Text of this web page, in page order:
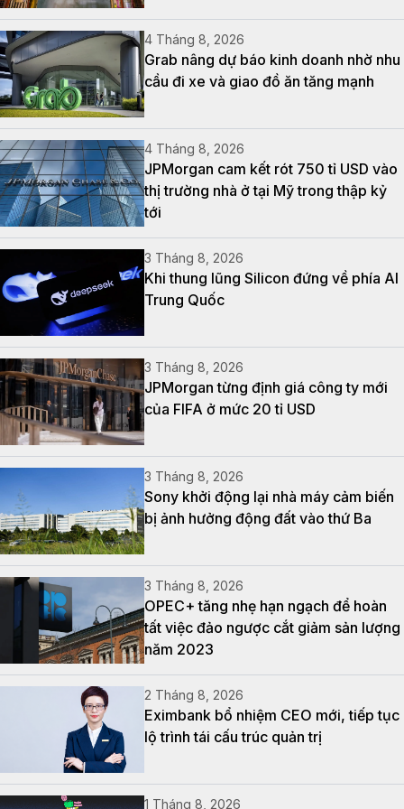
4 Tháng 8, 2026
Grab nâng dự báo kinh doanh nhờ nhu
cầu đi xe và giao đồ ăn tăng mạnh
4 Tháng 8, 2026
JPMorgan cam kết rót 750 tỉ USD vào
thị trường nhà ở tại Mỹ trong thập kỷ
tới
3 Tháng 8, 2026
Khi thung lũng Silicon đứng về phía AI
Trung Quốc
3 Tháng 8, 2026
JPMorgan từng định giá công ty mới
của FIFA ở mức 20 tỉ USD
3 Tháng 8, 2026
Sony khởi động lại nhà máy cảm biến
bị ảnh hưởng động đất vào thứ Ba
3 Tháng 8, 2026
OPEC+ tăng nhẹ hạn ngạch để hoàn
tất việc đảo ngược cắt giảm sản lượng
năm 2023
2 Tháng 8, 2026
Eximbank bổ nhiệm CEO mới, tiếp tục
lộ trình tái cấu trúc quản trị
1 Tháng 8, 2026